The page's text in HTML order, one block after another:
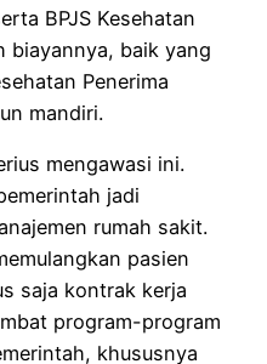
BPJS Kesehatan
biayannya, baik yang
Penerima
mandiri.
mengawasi ini.
jadi
rumah sakit.
pasien
saja kontrak kerja
program-program
khususnya